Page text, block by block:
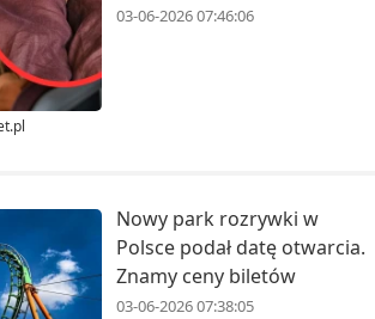
03-06-2026 07:46:06
Nowy park rozrywki w
Polsce podał datę otwarcia.
Znamy ceny biletów
03-06-2026 07:38:05